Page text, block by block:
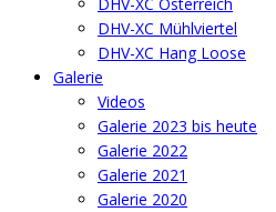
DHV-XC Mühlviertel
DHV-XC Hang Loose
Galerie
Videos
Galerie 2023 bis heute
Galerie 2022
Galerie 2021
Galerie 2020